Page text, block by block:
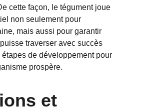
cette façon, le tégument joue
non seulement pour
mais aussi pour garantir
traverser avec succès
de développement pour
prospère.
et